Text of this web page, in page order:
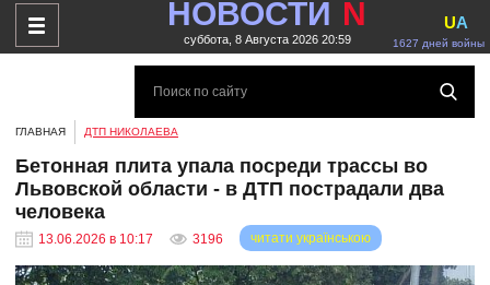
НОВОСТИ N
суббота, 8 Августа 2026 20:59 1627 дней войны
UA
ГЛАВНАЯ ДТП НИКОЛАЕВА
Бетонная плита упала посреди трассы во
Львовской области - в ДТП пострадали два
человека
13.06.2026 в 10:17 3196 читати українською